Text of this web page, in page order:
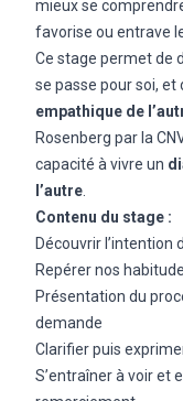
mieux se
favorise ou entrave
Ce stage permet de
se passe pour soi, et
empathique de
Rosenberg par la
capacité à vivre un
l’autre
Contenu du stage :
Découvrir l’intention
Repérer nos
Présentation du
demande
Clarifier puis
S’entraîner à voir et